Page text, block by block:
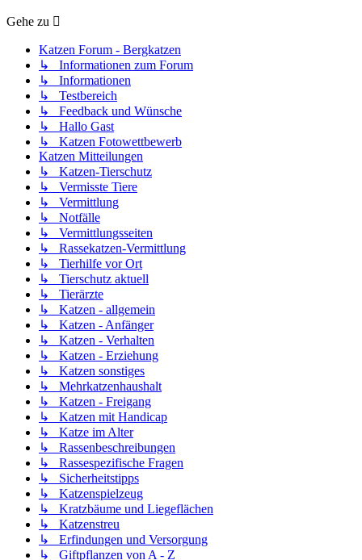
Gehe zu
Katzen Forum - Bergkatzen
↳ Informationen zum Forum
↳ Informationen
↳ Testbereich
↳ Feedback und Wünsche
↳ Hallo Gast
↳ Katzen Fotowettbewerb
Katzen Mitteilungen
↳ Katzen-Tierschutz
↳ Vermisste Tiere
↳ Vermittlung
↳ Notfälle
↳ Vermittlungsseiten
↳ Rassekatzen-Vermittlung
↳ Tierhilfe vor Ort
↳ Tierschutz aktuell
↳ Tierärzte
↳ Katzen - allgemein
↳ Katzen - Anfänger
↳ Katzen - Verhalten
↳ Katzen - Erziehung
↳ Katzen sonstiges
↳ Mehrkatzenhaushalt
↳ Katzen - Freigang
↳ Katzen mit Handicap
↳ Katze im Alter
↳ Rassenbeschreibungen
↳ Rassespezifische Fragen
↳ Sicherheitstipps
↳ Katzenspielzeug
↳ Kratzbäume und Liegeflächen
↳ Katzenstreu
↳ Erfindungen und Versorgung
↳ Giftpflanzen von A - Z